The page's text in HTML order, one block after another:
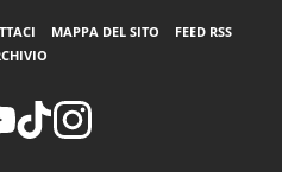
MAPPA DEL SITO
FEED RSS